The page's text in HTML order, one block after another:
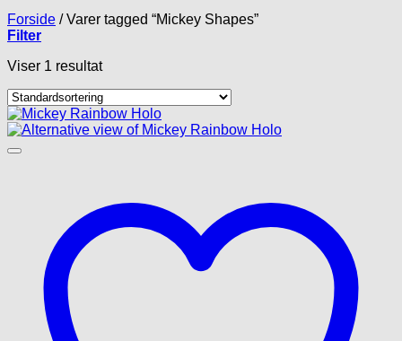
Forside /Varer tagged “Mickey Shapes”
Filter
Viser 1 resultat